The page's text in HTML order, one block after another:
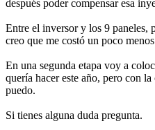
después poder compensar esa
Entre el inversor y los 9 paneles,
creo que me costó un poco
En una segunda etapa voy a
quería hacer este año, pero con
puedo.
Si tienes alguna duda pregunta.